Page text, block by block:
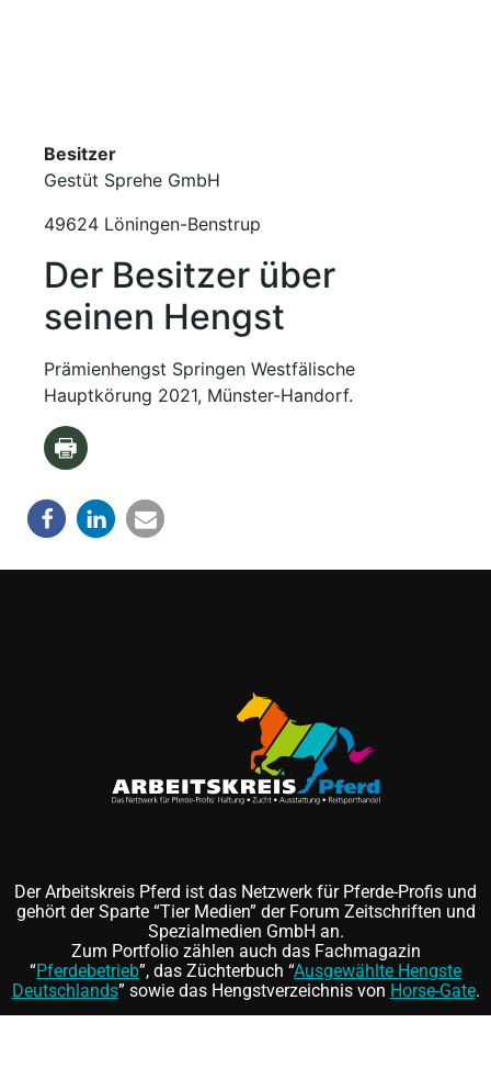
Besitzer
Gestüt Sprehe GmbH
49624 Löningen-Benstrup
Der Besitzer über
seinen Hengst
Prämienhengst Springen Westfälische
Hauptkörung 2021, Münster-Handorf.
Der Arbeitskreis Pferd ist das Netzwerk für Pferde-Profis und
gehört der Sparte “Tier Medien” der Forum Zeitschriften und
Spezialmedien GmbH an.
Zum Portfolio zählen auch das Fachmagazin
“Pferdebetrieb”, das Züchterbuch “Ausgewählte Hengste
Deutschlands” sowie das Hengstverzeichnis von Horse-Gate.